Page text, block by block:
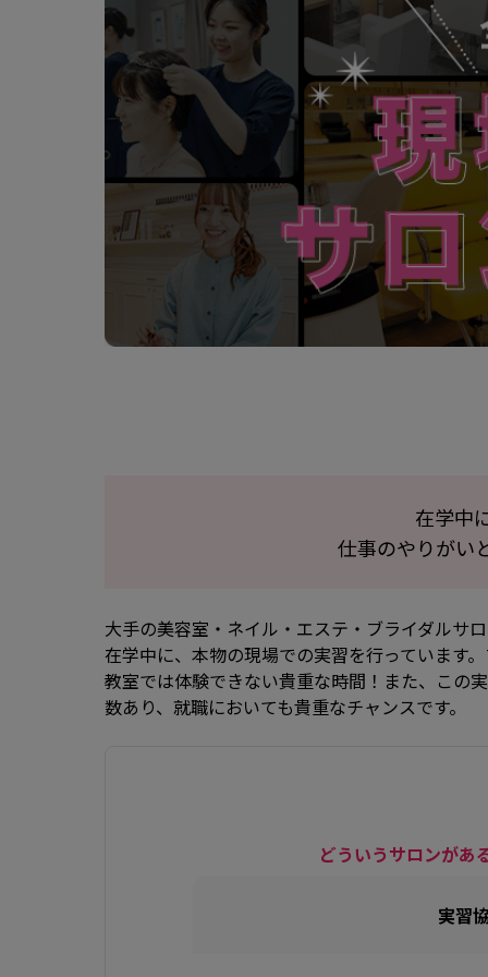
在学中
仕事のやりがい
大手の美容室・ネイル・エステ・ブライダルサ
在学中に、本物の現場での実習を行っています
教室では体験できない貴重な時間！また、この
数あり、就職においても貴重なチャンスです。
どういうサロンがあ
実習